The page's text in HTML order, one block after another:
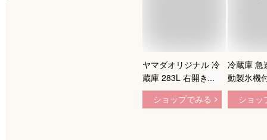
ヤマダオリジナル 冷
蔵庫 283L 右開き 3
ドア 幅58.9cm 一人
暮し向け 自動製氷
ショップでみる
冷蔵庫 急
動製氷機
ファン式
取り不要
ショッ